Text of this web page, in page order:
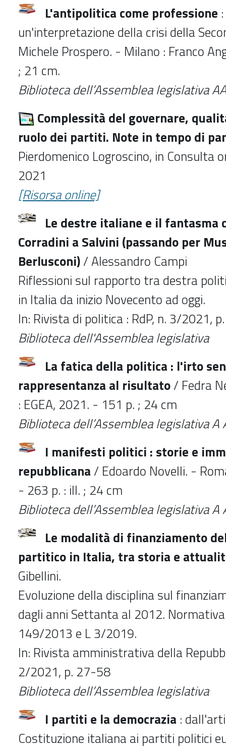
L'antipolitica come professione :
un'interpretazione della crisi della
Michele Prospero. - Milano : Franco
; 21 cm.
Biblioteca dell’Assemblea legislativa A
Complessità del governare,
ruolo dei partiti. Note in tempo di
Pierdomenico Logroscino, in Consulta
2021
[Risorsa online]
Le destre italiane e il fantasma
Corradini a Salvini (passando per
Berlusconi)/ Alessandro Campi
Riflessioni sul rapporto tra destra
in Italia da inizio Novecento ad oggi.
In: Rivista di politica : RdP, n. 3/2021,
Biblioteca dell'Assemblea legislativa
La fatica della politica : l'irto
rappresentanza al risultato/ Fedra
: EGEA, 2021. - 151 p. ; 24 cm
Biblioteca dell’Assemblea legislativa
I manifesti politici : storie e
repubblicana / Edoardo Novelli. -
- 263 p. : ill. ; 24 cm
Biblioteca dell’Assemblea legislativa A
Le modalità di finanziamento
partitico in Italia, tra storia e
Gibellini.
Evoluzione della disciplina sul
dagli anni Settanta al 2012.
149/2013 e L 3/2019.
In: Rivista amministrativa della
2/2021, p. 27-58
Biblioteca dell’Assemblea legislativa
I partiti e la democrazia :
Costituzione italiana ai partiti politici